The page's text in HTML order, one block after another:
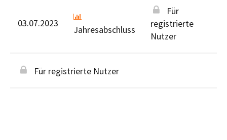
03.07.2023
Jahresabschluss
Für
registrierte
Nutzer
Für registrierte Nutzer